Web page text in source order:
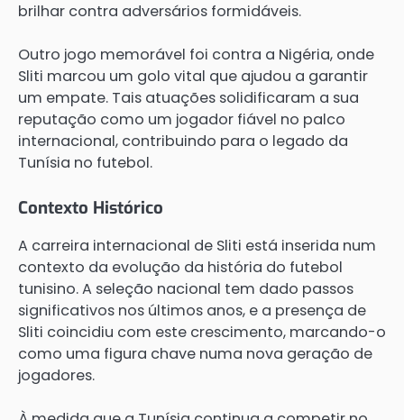
brilhar contra adversários formidáveis.
Outro jogo memorável foi contra a Nigéria, onde
Sliti marcou um golo vital que ajudou a garantir
um empate. Tais atuações solidificaram a sua
reputação como um jogador fiável no palco
internacional, contribuindo para o legado da
Tunísia no futebol.
Contexto Histórico
A carreira internacional de Sliti está inserida num
contexto da evolução da história do futebol
tunisino. A seleção nacional tem dado passos
significativos nos últimos anos, e a presença de
Sliti coincidiu com este crescimento, marcando-o
como uma figura chave numa nova geração de
jogadores.